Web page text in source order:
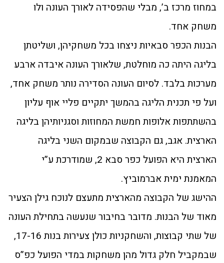
במחוז מרכז ב’, מבלי שהפסידה לאורך העונה ולו
משחק אחד.
הבנות הכפר סבאיות ניצחו בכל משחקיהן, ושליטתן
בליגה היתה כה מוחלטת, שלאורך העונה איבדה ארבע
מערכות בלבד. לסיום העונה הסדירה נותר משחק אחד,
ועל פי תכנית הליגה בהמשך יתקיים פליי אוף עליון
בהשתתפות אלופות חמשת המחוזות וסגניותיהן בליגה
הארצית. אגב, גם הקבוצה שבמקום השני בליגה
הארצית היא הפועל כפר סבא 2, שמודרכת ע”י
המאמנת ימית אברמוביץ.
ההישג של הקבוצה מהארצית מתעצם לנוכח גילן הצעיר
מאוד של הבנות. מדובר בחיבור שנעשה בתחילת העונה
של שתי קבוצות, והשחקניות כולן צעירות בנות 17-16,
שבמקביל חלק גדול מהן משחקות במדי הפועל כפ”ס